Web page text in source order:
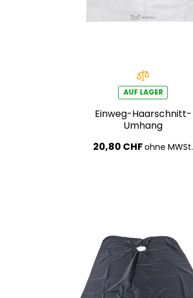
AUF LAGER
Einweg-Haarschnitt-
Umhang
20,80 CHFohne MWSt.